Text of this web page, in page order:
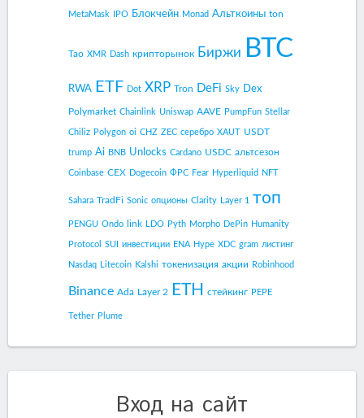
MetaMask IPO Блокчейн Monad Альткоины ton
Tao XMR Dash крипторынок Биржи BTC
RWA ETF Dot XRP Tron DeFi Sky Dex
Polymarket Chainlink Uniswap AAVE PumpFun Stellar
Chiliz Polygon oi CHZ ZEC серебро XAUT USDT
trump Ai BNB Unlocks Cardano USDC альтсезон
Coinbase CEX Dogecoin ФРС Fear Hyperliquid NFT
Sahara TradFi Sonic опционы Clarity Layer 1 топ
PENGU Ondo link LDO Pyth Morpho DePin Humanity
Protocol SUI инвестиции ENA Hype XDC gram листинг
Nasdaq Litecoin Kalshi токенизация акции Robinhood
Binance Ada Layer 2 ETH стейкинг PEPE
Tether Plume
Вход на сайт